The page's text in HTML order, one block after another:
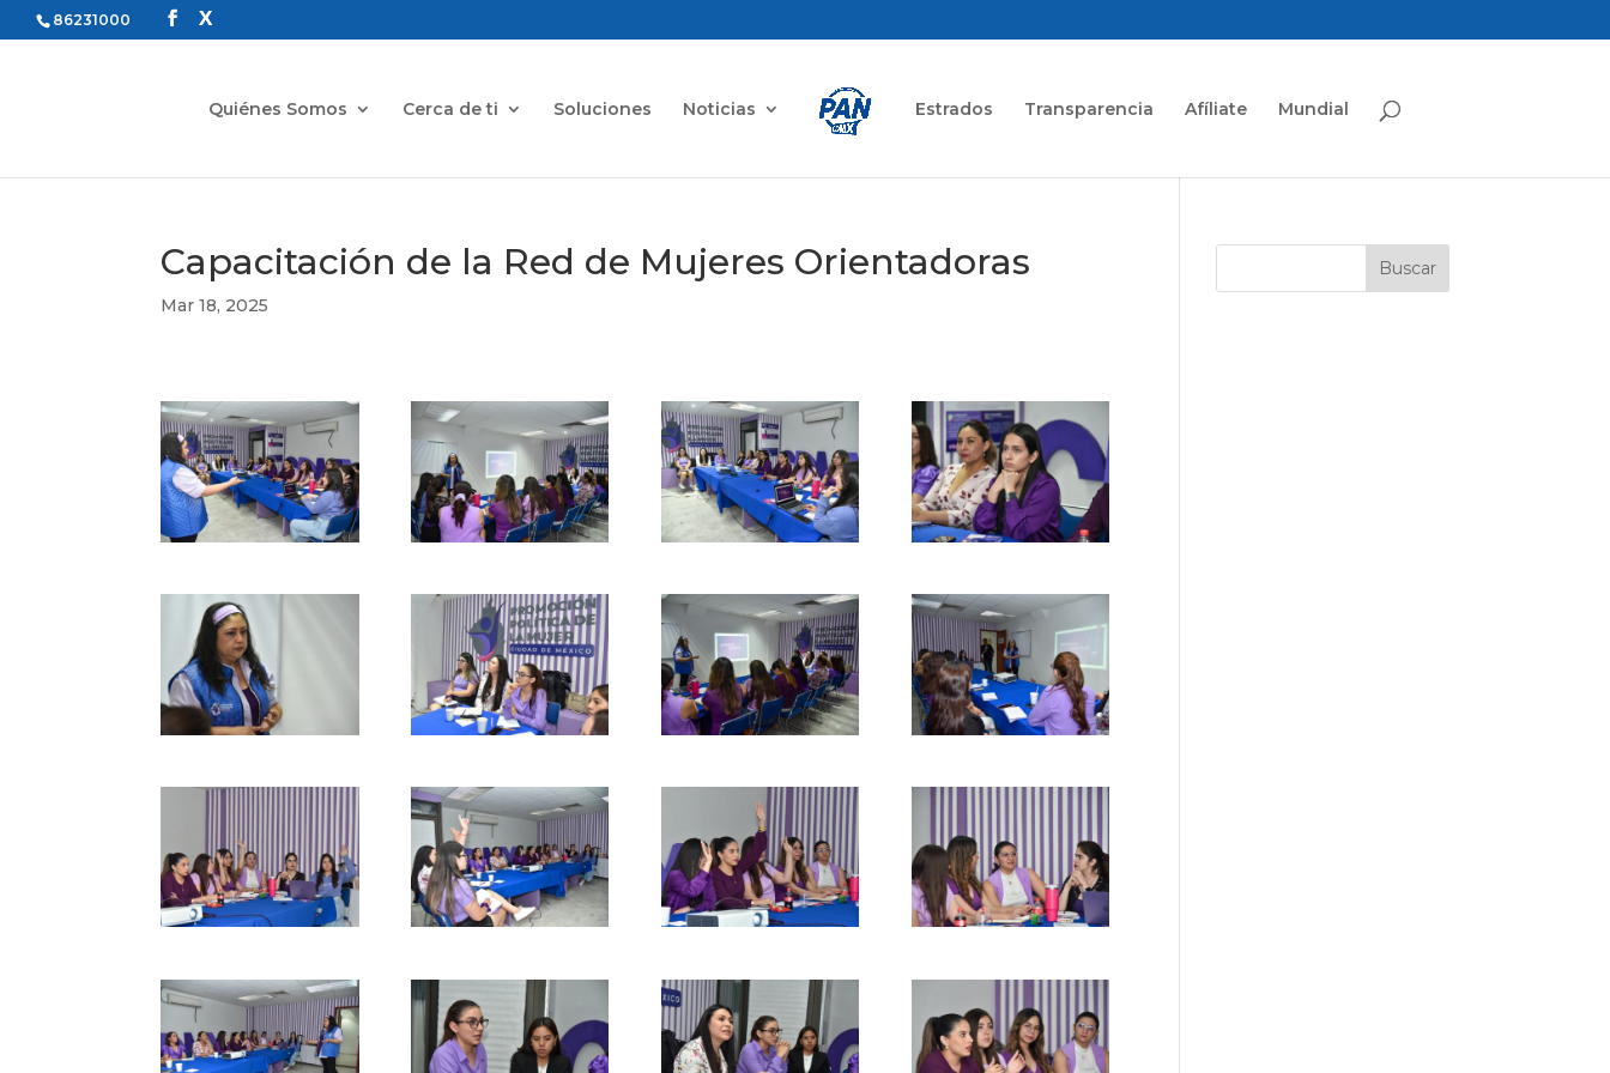
86231000
Quiénes Somos Cerca de ti Soluciones Noticias Estrados Transparencia Afíliate Mundial
Capacitación de la Red de Mujeres Orientadoras
Mar 18, 2025